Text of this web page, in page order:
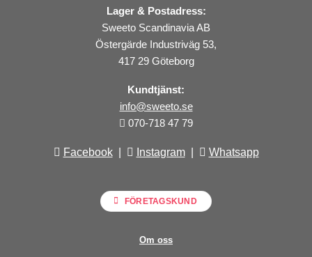
Lager & Postadress:
Sweeto Scandinavia AB
Östergärde Industriväg 53,
417 29 Göteborg
Kundtjänst:
info@sweeto.se
070-718 47 79
Facebook| Instagram| Whatsapp
FÖRETAGSKUND
Om oss